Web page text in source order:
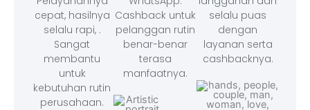
cepat, hasilnya
selalu rapi, .
Sangat
membantu
untuk
kebutuhan rutin
perusahaan.
Cashback untuk
pelanggan rutin
benar-benar
terasa
manfaatnya.
selalu puas
dengan
layanan serta
cashbacknya.